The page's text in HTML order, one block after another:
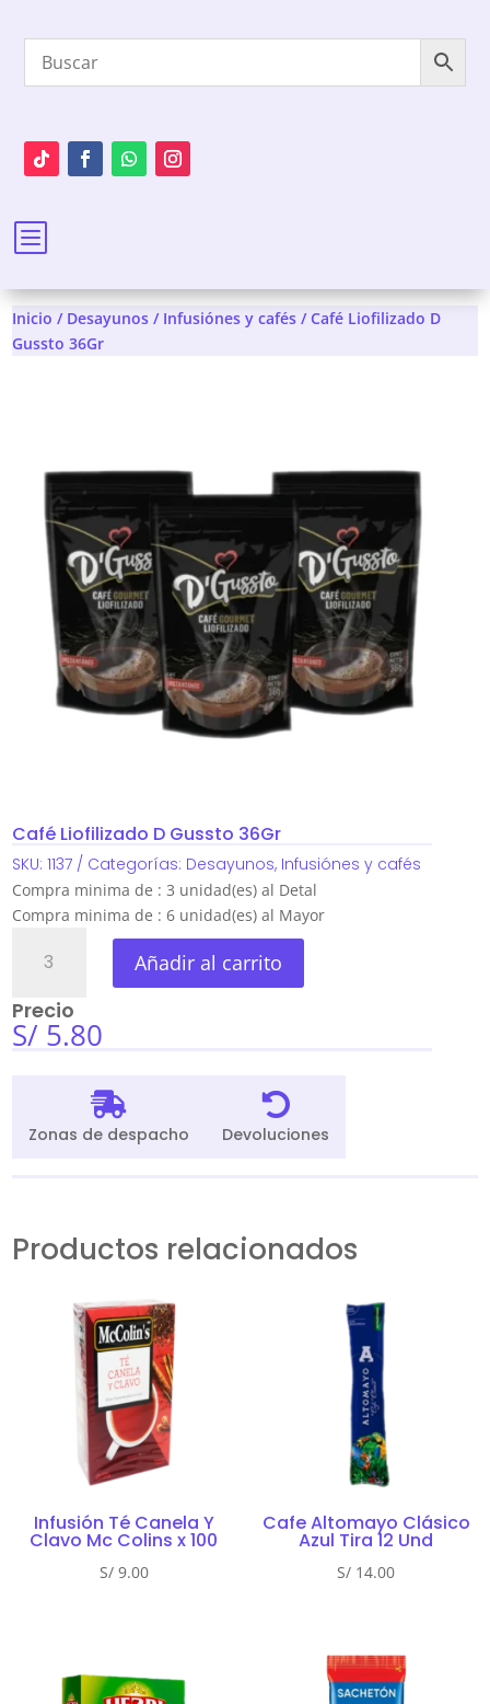
b
Inicio / Desayunos / Infusiónes y cafés / Café Liofilizado D
Gussto 36Gr
Café Liofilizado D Gussto 36Gr
SKU: 1137 Categorías: Desayunos, Infusiónes y cafés
Compra minima de : 3 unidad(es) al Detal
Compra minima de : 6 unidad(es) al Mayor
Liofilizado
Gussto
36Gr
Añadir al carrito
Precio
S/ 5.80

Zonas de despacho

Devoluciones
Productos relacionados
Infusión Té Canela Y
Clavo Mc Colins x 100
S/9.00
Cafe Altomayo Clásico
Azul Tira 12 Und
S/ 14.00